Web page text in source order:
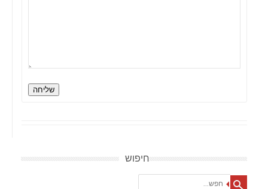
שליחה
חיפוש